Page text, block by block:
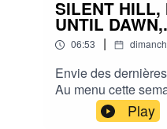
SILENT HILL,
UNTIL
06:53 |
Envie des
Au menu cette
Silent Hill, Ice
dawn... et plein
Play